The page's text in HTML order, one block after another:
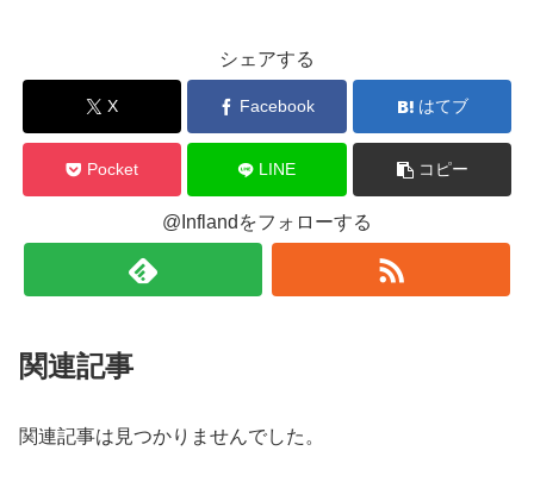
シェアする
X Facebook はてブ
Pocket LINE コピー
@Inflandをフォローする
関連記事
関連記事は見つかりませんでした。